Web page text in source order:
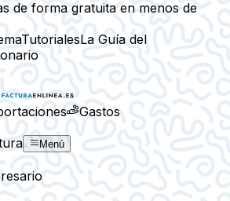
de forma gratuita en menos de
TutorialesLa Guía del
Gastos
Menú